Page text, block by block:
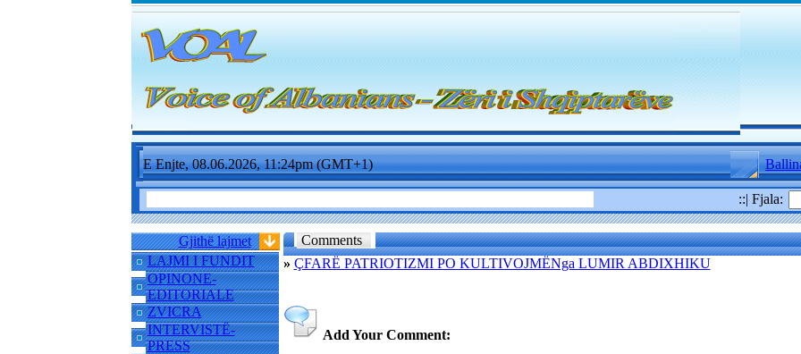
E Enjte, 08.06.2026, 11:24pm (GMT+1)
::| Fjala:
Gjithë lajmet
LAJMI I FUNDIT
OPINONE-
EDITORIALE
ZVICRA
INTERVISTË-
PRESS
Comments
» ÇFARË PATRIOTIZMI PO KULTIVOJMËNga LUMIR ABDIXHIKU
Add Your Comment: